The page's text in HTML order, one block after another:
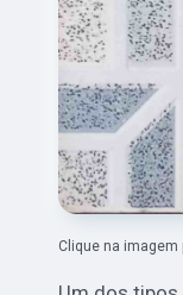
Clique na imagem